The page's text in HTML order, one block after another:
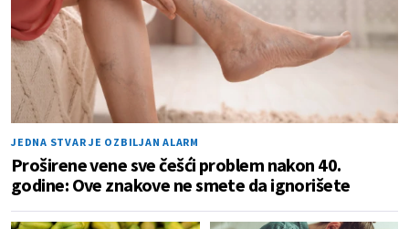
JEDNA STVAR JE OZBILJAN ALARM
Proširene vene sve češći problem nakon 40.
godine: Ove znakove ne smete da ignorišete